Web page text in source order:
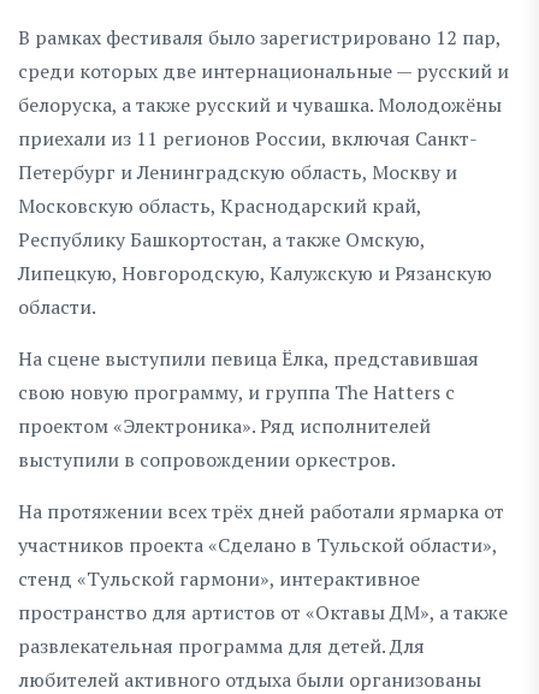
В рамках фестиваля было зарегистрировано 12 пар,
среди которых две интернациональные — русский и
белоруска, а также русский и чувашка. Молодожёны
приехали из 11 регионов России, включая Санкт-
Петербург и Ленинградскую область, Москву и
Московскую область, Краснодарский край,
Республику Башкортостан, а также Омскую,
Липецкую, Новгородскую, Калужскую и Рязанскую
области.
На сцене выступили певица Ёлка, представившая
свою новую программу, и группа The Hatters с
проектом «Электроника». Ряд исполнителей
выступили в сопровождении оркестров.
На протяжении всех трёх дней работали ярмарка от
участников проекта «Сделано в Тульской области»,
стенд «Тульской гармони», интерактивное
пространство для артистов от «Октавы ДМ», а также
развлекательная программа для детей. Для
любителей активного отдыха были организованы